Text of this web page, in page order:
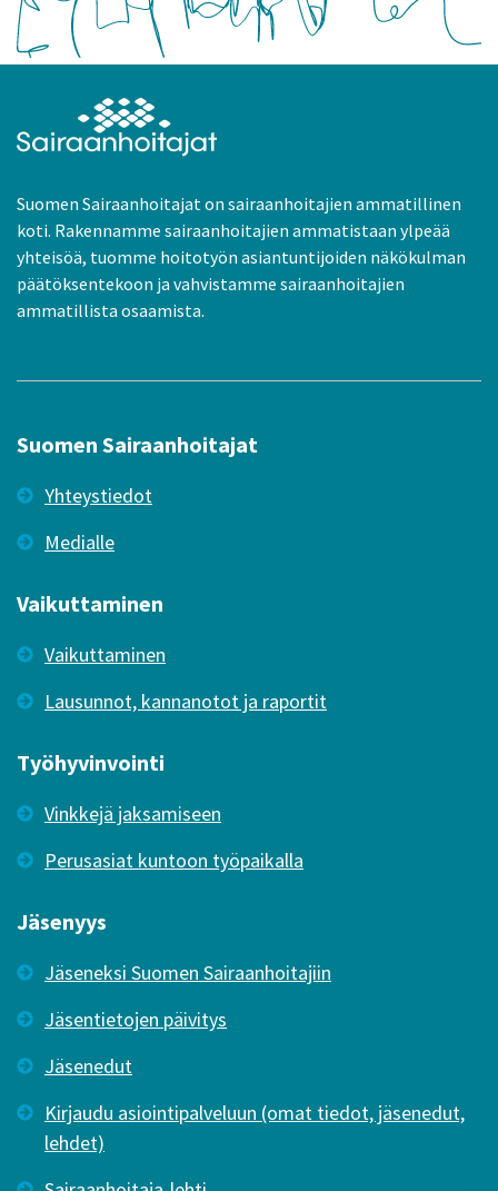
Suomen Sairaanhoitajat on sairaanhoitajien ammatillinen
koti. Rakennamme sairaanhoitajien ammatistaan ylpeää
yhteisöä, tuomme hoitotyön asiantuntijoiden näkökulman
päätöksentekoon ja vahvistamme sairaanhoitajien
ammatillista osaamista.
Suomen Sairaanhoitajat
Yhteystiedot
Medialle
Vaikuttaminen
Vaikuttaminen
Lausunnot, kannanotot ja raportit
Työhyvinvointi
Vinkkejä jaksamiseen
Perusasiat kuntoon työpaikalla
Jäsenyys
Jäseneksi Suomen Sairaanhoitajiin
Jäsentietojen päivitys
Jäsenedut
Kirjaudu asiointipalveluun (omat tiedot, jäsenedut,
lehdet)